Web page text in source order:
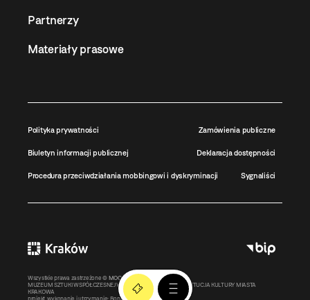
Partnerzy
Materiały prasowe
Polityka prywatności Zamówienia publiczne
Biuletyn informacji publicznej Deklaracja dostępności
Procedura przeciwdziałania mobbingowi i dyskryminacji Sygnaliści
Wszystkie prawa zastrzeżone © MOCAK2011-2026
MUZEUM SZTUKI WSPÓŁCZESNEJ W KRAKOWIE MOCAK – INSTYTUCJA KULTURY MIASTA
KRAKOWA
projekt, wykonanie i utrzymanie: Bonjour.pl